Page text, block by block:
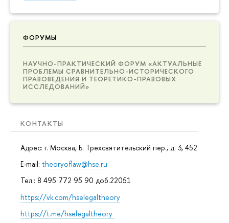
ФОРУМЫ
НАУЧНО-ПРАКТИЧЕСКИЙ ФОРУМ «АКТУАЛЬНЫЕ
ПРОБЛЕМЫ СРАВНИТЕЛЬНО-ИСТОРИЧЕСКОГО
ПРАВОВЕДЕНИЯ И ТЕОРЕТИКО-ПРАВОВЫХ
ИССЛЕДОВАНИЙ»
КОНТАКТЫ
Адрес: г. Москва, Б. Трехсвятительский пер., д. 3, 452
E-mail: theoryoflaw@hse.ru
Тел.: 8 495 772 95 90 доб.22051
https://vk.com/hselegaltheory
https://t.me/hselegaltheory